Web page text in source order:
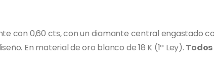
con 0,60 cts, con un diamante central engastado
En material de oro blanco de 18 K (1ª Ley).